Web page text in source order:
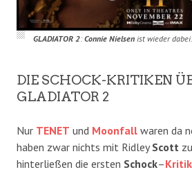
GLADIATOR 2:Connie Nielsenist wieder dabei…
DIE SCHOCK-KRITIKEN
GLADIATOR 2
Nur TENET und Moonfall waren da
haben zwar nichts mit RidleyScott
hinterließen die ersten Schock–